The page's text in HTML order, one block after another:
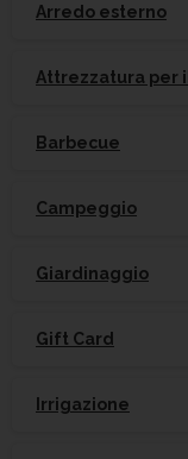
Arredo esterno
Attrezzatura per
Barbecue
Campeggio
Giardinaggio
Gift Card
Irrigazione